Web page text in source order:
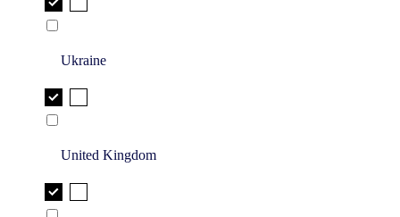
Ukraine
United Kingdom